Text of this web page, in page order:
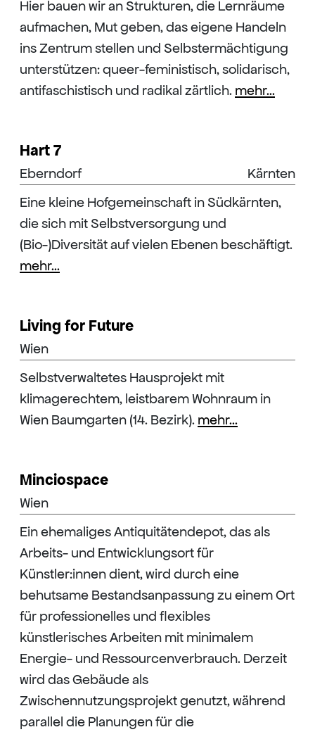
Hier bauen wir an Strukturen, die Lernräume
aufmachen, Mut geben, das eigene Handeln
ins Zentrum stellen und Selbstermächtigung
unterstützen: queer-feministisch, solidarisch,
antifaschistisch und radikal zärtlich. mehr...
Hart 7
Kärnten
Eberndorf
Eine kleine Hofgemeinschaft in Südkärnten,
die sich mit Selbstversorgung und
(Bio-)Diversität auf vielen Ebenen beschäftigt.
mehr...
Living for Future
Wien
Selbstverwaltetes Hausprojekt mit
klimagerechtem, leistbarem Wohnraum in
Wien Baumgarten (14. Bezirk). mehr...
Minciospace
Wien
Ein ehemaliges Antiquitätendepot, das als
Arbeits- und Entwicklungsort für
Künstler:innen dient, wird durch eine
behutsame Bestandsanpassung zu einem Ort
für professionelles und flexibles
künstlerisches Arbeiten mit minimalem
Energie- und Ressourcenverbrauch. Derzeit
wird das Gebäude als
Zwischennutzungsprojekt genutzt, während
parallel die Planungen für die